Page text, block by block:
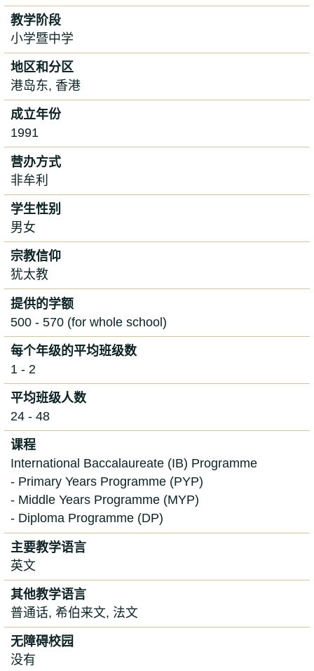
教学阶段
小学暨中学
地区和分区
港岛东, 香港
成立年份
1991
营办方式
非牟利
学生性别
男女
宗教信仰
犹太教
提供的学额
500 - 570 (for whole school)
每个年级的平均班级数
1 - 2
平均班级人数
24 - 48
课程
International Baccalaureate (IB) Programme
- Primary Years Programme (PYP)
- Middle Years Programme (MYP)
- Diploma Programme (DP)
主要教学语言
英文
其他教学语言
普通话, 希伯来文, 法文
无障碍校园
没有